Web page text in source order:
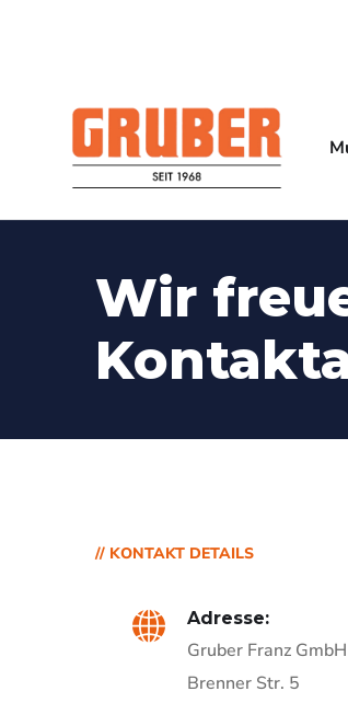
Wir
// KONTAKT DETAILS
Adresse:
Gruber Franz GmbH
Brenner Str. 5